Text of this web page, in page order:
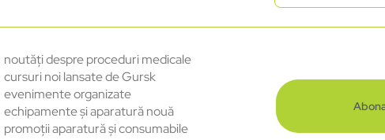
noutăți despre proceduri medicale
cursuri noi lansate de Gursk
evenimente organizate
echipamente și aparatură nouă
promoții aparatură și consumabile